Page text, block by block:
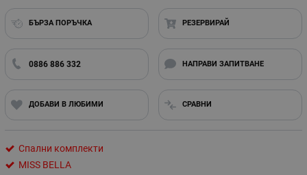
БЪРЗА ПОРЪЧКА РЕЗЕРВИРАЙ
0886 886 332 НАПРАВИ ЗАПИТВАНЕ
ДОБАВИ В ЛЮБИМИ СРАВНИ
Спални комплекти
MISS BELLA